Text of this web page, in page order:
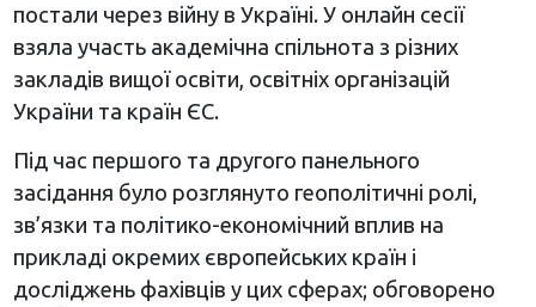
постали через війну в Україні. У онлайн сесії
взяла участь академічна спільнота з різних
закладів вищої освіти, освітніх організацій
України та країн ЄС.
Під час першого та другого панельного
засідання було розглянуто геополітичні ролі,
зв’язки та політико-економічний вплив на
прикладі окремих європейських країн і
досліджень фахівців у цих сферах; обговорено